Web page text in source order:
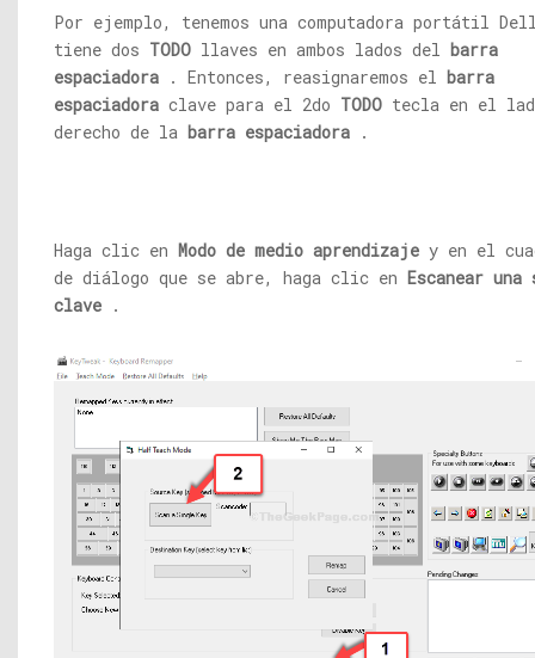
Por ejemplo, tenemos una computadora portátil
tiene dos TODO llaves en ambos lados del barra
espaciadora . Entonces, reasignaremos el barra
espaciadora clave para el 2do TODO tecla en el
derecho de la barra espaciadora .
Haga clic en Modo de medio aprendizaje y en el
de diálogo que se abre, haga clic en Escanear una
clave .